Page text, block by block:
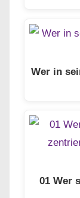
Wer in
01 Wer